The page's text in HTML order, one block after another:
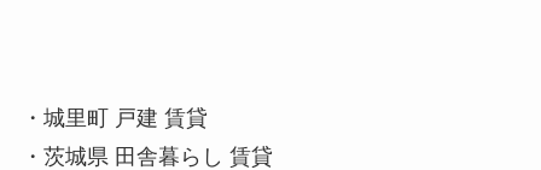
・城里町 戸建 賃貸
・茨城県 田舎暮らし 賃貸